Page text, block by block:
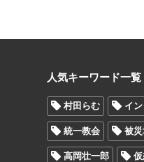
人気キーワード一覧
村田らむ イ
統一教会 被
高岡壮一郎